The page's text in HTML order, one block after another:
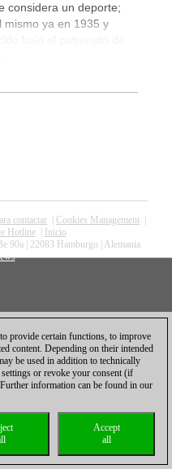
considera un deporte;
mismo ya en 1935 y
bajo el patronato de
contactar Cookies Management
Hotline|
Inicio
90a | 22083 Hamburgo | Alemania
provide certain functions, to improve
content. Depending on their intended
be used in addition to technically
or revoke your consent (if
information can be found in our
Accept
all